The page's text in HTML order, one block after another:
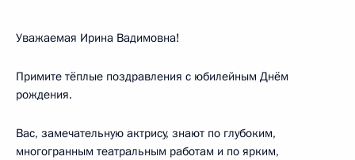
Уважаемая Ирина Вадимовна!
Примите тёплые поздравления с юбилейным Днём
рождения.
Вас, замечательную актрису, знают по глубоким,
многогранным театральным работам и по ярким,